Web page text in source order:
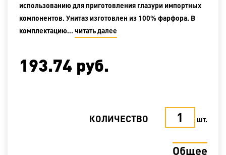
использованию для приготовления глазури импортных
компонентов. Унитаз изготовлен из 100% фарфора. В
комплектацию… читать далее
193.74 руб.
КОЛИЧЕСТВО шт.
Общее